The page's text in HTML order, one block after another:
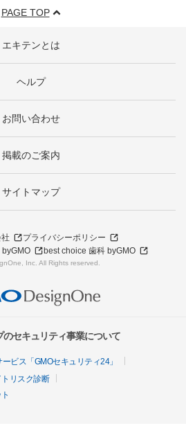
PAGE TOP
エキテンとは
ヘルプ
お問い合わせ
掲載のご案内
サイトマップ
プライバシーポリシー
best choice 歯科 byGMO
Inc. All Rights reserved.
セキュリティ事業について
ビス「GMOセキュリティ24」
リスク診断